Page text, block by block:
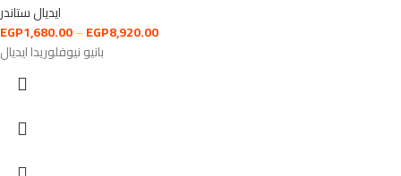
ايديال ستاندر
EGP1,680.00–EGP8,920.00
بانيو نيوفلوريدا ايديال